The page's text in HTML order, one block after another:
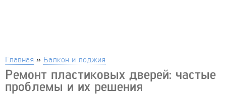
Главная » Балкон и лоджия
Ремонт пластиковых дверей: частые
проблемы и их решения